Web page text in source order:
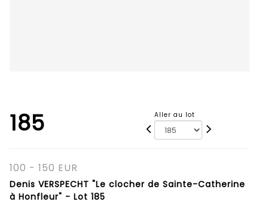
185 Aller au lot
100 - 150 EUR
Denis VERSPECHT "Le clocher de Sainte-Catherine
à Honfleur" - Lot 185